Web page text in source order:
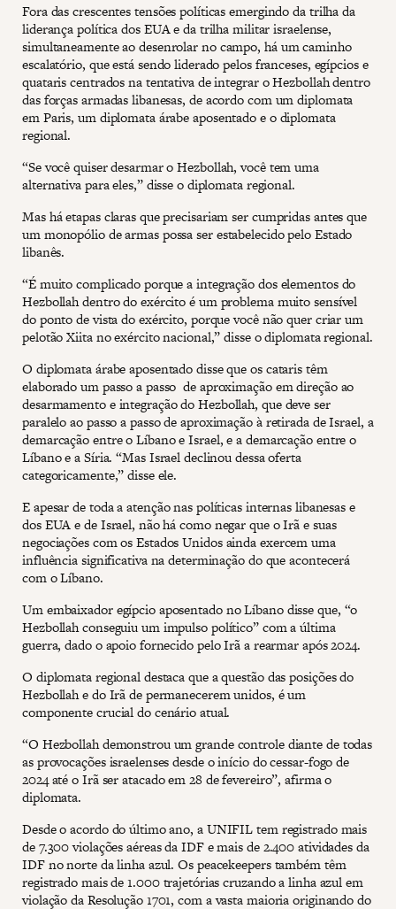
Fora das crescentes tensões políticas emergindo da trilha da
liderança política dos EUA e da trilha militar israelense,
simultaneamente ao desenrolar no campo, há um caminho
escalatório, que está sendo liderado pelos franceses, egípcios e
quataris centrados na tentativa de integrar o Hezbollah dentro
das forças armadas libanesas, de acordo com um diplomata
em Paris, um diplomata árabe aposentado e o diplomata
regional.
“Se você quiser desarmar o Hezbollah, você tem uma
alternativa para eles,” disse o diplomata regional.
Mas há etapas claras que precisariam ser cumpridas antes que
um monopólio de armas possa ser estabelecido pelo Estado
libanês.
“É muito complicado porque a integração dos elementos do
Hezbollah dentro do exército é um problema muito sensível
do ponto de vista do exército, porque você não quer criar um
pelotão Xiita no exército nacional,” disse o diplomata regional.
O diplomata árabe aposentado disse que os cataris têm
elaborado um passo a passo de aproximação em direção ao
desarmamento e integração do Hezbollah, que deve ser
paralelo ao passo a passo de aproximação à retirada de Israel, a
demarcação entre o Líbano e Israel, e a demarcação entre o
Líbano e a Síria. “Mas Israel declinou dessa oferta
categoricamente,” disse ele.
E apesar de toda a atenção nas políticas internas libanesas e
dos EUA e de Israel, não há como negar que o Irã e suas
negociações com os Estados Unidos ainda exercem uma
influência significativa na determinação do que acontecerá
com o Líbano.
Um embaixador egípcio aposentado no Líbano disse que, “o
Hezbollah conseguiu um impulso político” com a última
guerra, dado o apoio fornecido pelo Irã a rearmar após 2024.
O diplomata regional destaca que a questão das posições do
Hezbollah e do Irã de permanecerem unidos, é um
componente crucial do cenário atual.
“O Hezbollah demonstrou um grande controle diante de todas
as provocações israelenses desde o início do cessar-fogo de
2024 até o Irã ser atacado em 28 de fevereiro”, afirma o
diplomata.
Desde o acordo do último ano, a UNIFIL tem registrado mais
de 7.300 violações aéreas da IDF e mais de 2.400 atividades da
IDF no norte da linha azul. Os peacekeepers também têm
registrado mais de 1.000 trajetórias cruzando a linha azul em
violação da Resolução 1701, com a vasta maioria originando do